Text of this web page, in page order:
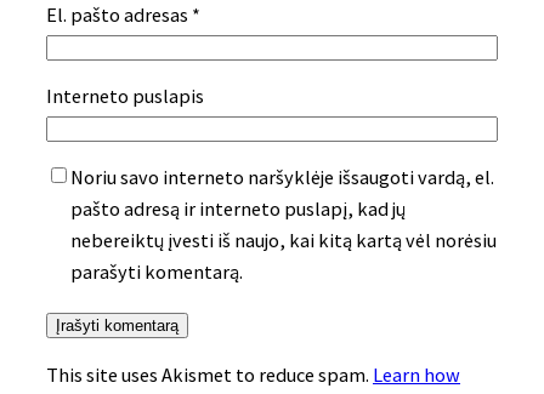
El. pašto adresas *
Interneto puslapis
Noriu savo interneto naršyklėje išsaugoti vardą, el.
pašto adresą ir interneto puslapį, kad jų
nebereiktų įvesti iš naujo, kai kitą kartą vėl norėsiu
parašyti komentarą.
This site uses Akismet to reduce spam. Learn how